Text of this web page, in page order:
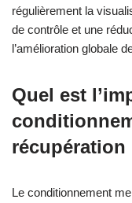
régulièrement la
de contrôle et une
l’amélioration globale
Quel est
récupération
Le conditionnement